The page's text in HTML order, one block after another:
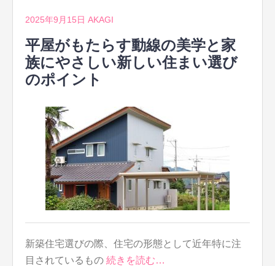
2025年9月15日 AKAGI
平屋がもたらす動線の美学と家
族にやさしい新しい住まい選び
のポイント
新築住宅選びの際、住宅の形態として近年特に注
目されているもの 続きを読む…